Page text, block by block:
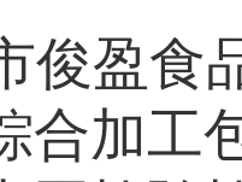
盈食品
合加工